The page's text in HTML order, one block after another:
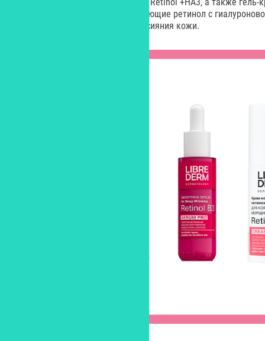
вокруг глаз Retinol +HA3, сочетающие ретинол с
восстановления, омоложения и сияния кожи.